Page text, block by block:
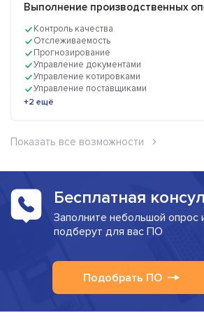
Выполнение производственных
Контроль качества
Отслеживаемость
Прогнозирование
Управление документами
Управление котировками
Управление поставщиками
+2 ещё
Показать все возможности
Бесплатная
Заполните небольшой опрос
подберут для вас ПО
Подобрать ПО